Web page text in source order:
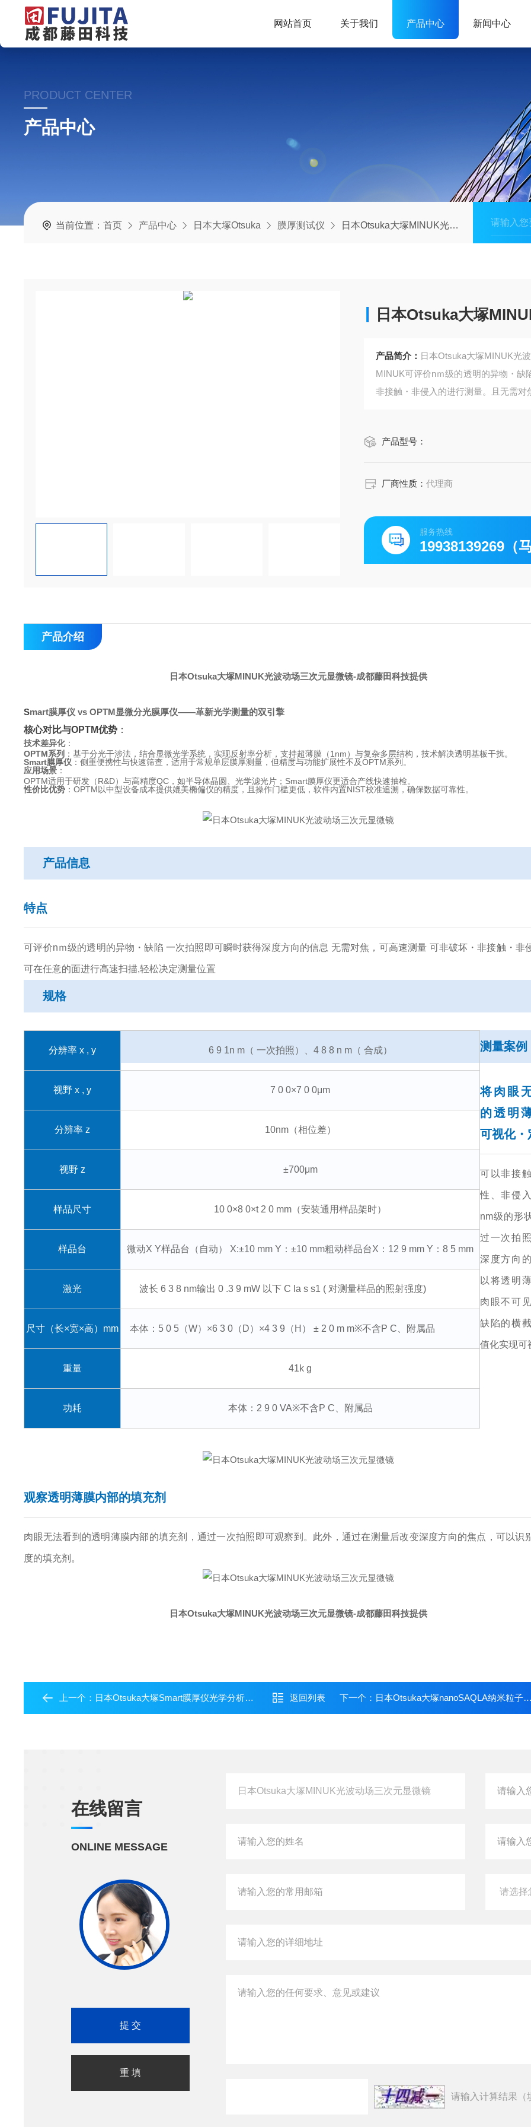
网站首页 关于我们 产品中心 新闻中心
PRODUCT CENTER
产品中心
当前位置：首页 产品中心 日本大塚Otsuka 膜厚测试仪 日本Otsuka大塚MINUK光波动场三次元显微镜
日本Otsuka大塚
产品简介： 日本Otsuka大塚MINUK光
MINUK可评价nｍ级的透明的异物・缺
非接触・非侵入的进行测量。且无需对
产品型号：
厂商性质：代理商
服务热线
19938139269（
产品介绍
日本Otsuka大塚MINUK光波动场三次元显微镜-成都藤田科技提供
Smart膜厚仪 vs OPTM显微分光膜厚仪——革新光学测量的双引擎
核心对比与OPTM优势 ：
技术差异化：
OPTM系列 ：基于分光干涉法，结合显微光学系统，实现反射率分析，支持超薄膜（1nm）与复杂多层结构，技术解决透明基板干扰。
Smart膜厚仪 ：侧重便携性与快速筛查，适用于常规单层膜厚测量，但精度与功能扩展性不及OPTM系列。
应用场景 ：
OPTM适用于研发（R&D）与高精度QC，如半导体晶圆、光学滤光片；Smart膜厚仪更适合产线快速抽检。
性价比优势 ：OPTM以中型设备成本提供媲美椭偏仪的精度，且操作门槛更低，软件内置NIST校准追溯，确保数据可靠性。
产品信息
特点
可评价nｍ级的透明的异物・缺陷 一次拍照即可瞬时获得深度方向的信息 无需对焦，可高速测量 可非破坏・非接触・非
可在任意的面进行高速扫描,轻松决定测量位置
规格
分辨率 x , y 6 9 1n m（ 一次拍照）、4 8 8 n m（ 合成）
视野 x , y 7 0 0×7 0 0μm
分辨率 z 10nm（相位差）
视野 z ±700μm
样品尺寸 10 0×8 0×t 2 0 mm（安装通用样品架时）
样品台 微动X Y样品台（自动） X:±10 mm Y：±10 mm粗动样品台X：12 9 mm Y：8 5 mm
激光 波长 6 3 8 nm输出 0 .3 9 mW 以下 C la s s1 ( 对测量样品的照射强度)
尺寸（长×宽×高）mm 本体：5 0 5（W）×6 3 0（D）×4 3 9（H） ± 2 0 m m※不含P C、附属品
重量 41k g
功耗 本体：2 9 0 VA※不含P C、附属品
测量案例
将肉眼
的透明
可视化・
可以非接
性、非侵
nm级的形
过一次拍
深度方向
以将透明
肉眼不可
缺陷的横
值化实现可
观察透明薄膜内部的填充剂
肉眼无法看到的透明薄膜内部的填充剂，通过一次拍照即可观察到。此外，通过在测量后改变深度方向的焦点，可以识
度的填充剂。
日本Otsuka大塚MINUK光波动场三次元显微镜-成都藤田科技提供
上一个： 日本Otsuka大塚Smart膜厚仪光学分析专家 返回列表 下一个： 日本Otsuka大塚nanoSAQLA纳米粒子径测试
在线留言
ONLINE MESSAGE
请输入计算结果（